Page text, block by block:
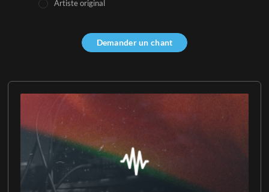
Artiste original
Demander un chant